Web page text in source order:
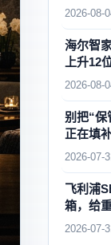
2026-08-
海尔智
上升12
2026-08-
别把“保
正在填
2026-07-
飞利浦
箱，给
2026-07-